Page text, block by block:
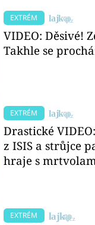
EXTRÉM
VIDEO: Děsivé!
Takhle se
EXTRÉM
Drastické
z ISIS a strůjce
hraje s
EXTRÉM